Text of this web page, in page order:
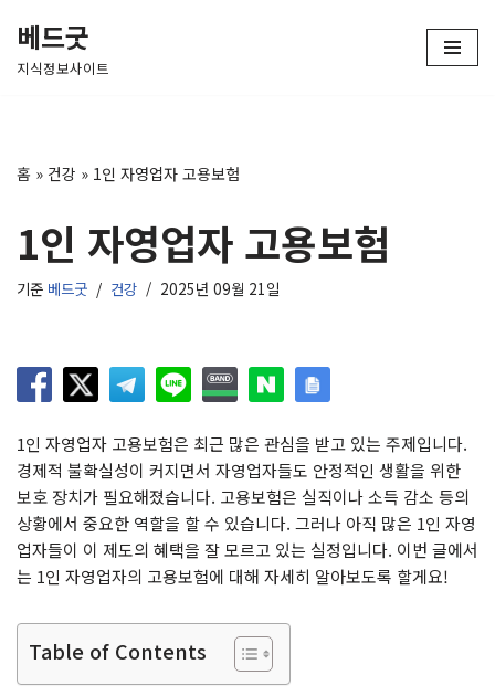
콘
건
베드굿
지식정보사이트
홈 » 건강 » 1인 자영업자 고용보험
1인 자영업자 고용보험
기준 베드굿 건강 2025년 09월 21일
1인 자영업자 고용보험은 최근 많은 관심을 받고 있는 주제입니다.
경제적 불확실성이 커지면서 자영업자들도 안정적인 생활을 위한
보호 장치가 필요해졌습니다. 고용보험은 실직이나 소득 감소 등의
상황에서 중요한 역할을 할 수 있습니다. 그러나 아직 많은 1인 자영
업자들이 이 제도의 혜택을 잘 모르고 있는 실정입니다. 이번 글에서
는 1인 자영업자의 고용보험에 대해 자세히 알아보도록 할게요!
Table of Contents